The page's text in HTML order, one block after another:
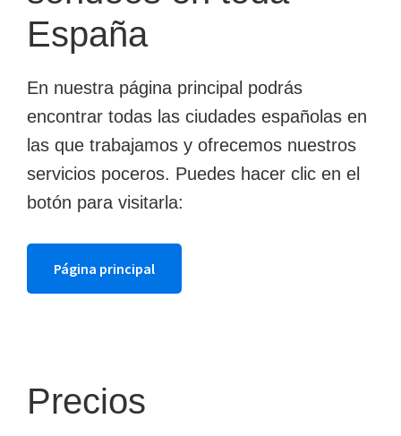
España
En nuestra página principal podrás
encontrar todas las ciudades españolas en
las que trabajamos y ofrecemos nuestros
servicios poceros. Puedes hacer clic en el
botón para visitarla:
Página principal
Precios